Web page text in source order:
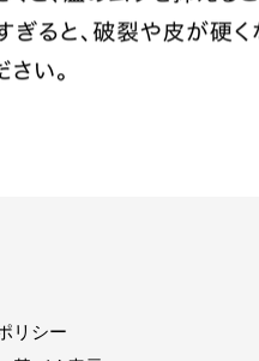
リシー